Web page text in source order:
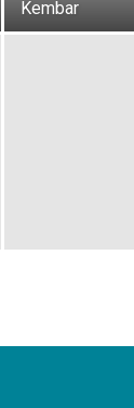
Kembar